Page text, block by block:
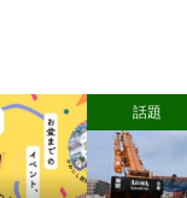
話題